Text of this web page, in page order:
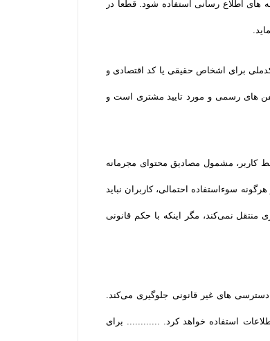
اطلاع رسانی استفاده شود. قطعا در
برای اشخاص حقیقی یا کد اقتصادی و
های رسمی و مورد تایید مشتری است و
کاربر، مشمول مصادیق محتوای مجرمانه
سوءاستفاده احتمالی، کاربران نباید
نمی‌کند، مگر اینکه با حکم قانونی
های غیر قانونی جلوگیری می‌کند.
استفاده خواهد کرد. ............ برای